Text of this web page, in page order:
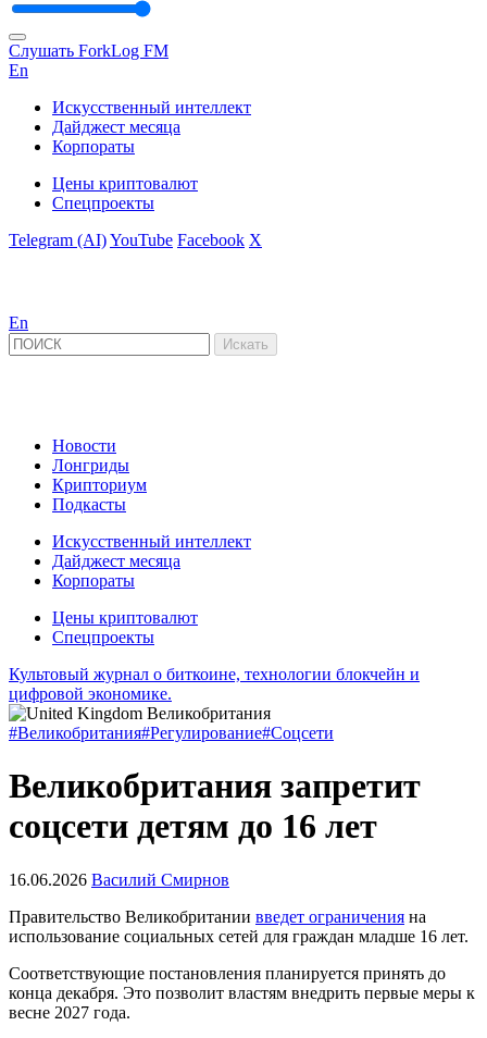
Слушать ForkLog FM
En
Искусственный интеллект
Дайджест месяца
Корпораты
Цены криптовалют
Спецпроекты
Telegram (AI)YouTube Facebook X
En
Новости
Лонгриды
Крипториум
Подкасты
Искусственный интеллект
Дайджест месяца
Корпораты
Цены криптовалют
Спецпроекты
Культовый журнал о биткоине, технологии блокчейн и
цифровой экономике.
#Великобритания#Регулирование#Соцсети
Великобритания запретит
соцсети детям до 16 лет
16.06.2026 Василий Смирнов
Правительство Великобритании введет ограничения на
использование социальных сетей для граждан младше 16 лет.
Соответствующие постановления планируется принять до
конца декабря. Это позволит властям внедрить первые меры к
весне 2027 года.